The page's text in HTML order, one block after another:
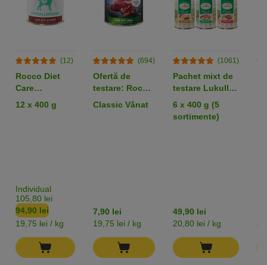
(12)
Rocco Diet
Care
Hypoallergen
Miel 400 g
12 x 400 g
Individual
105,80 lei
94,90 lei
19,75 lei / kg
(694)
Ofertă de
testare: Rocco
Doză unică 1 x
Classic Vânat
7,90 lei
19,75 lei / kg
(1061)
Pachet mixt de
testare Lukullus
Adult Conserve
6 x 400 g (5
sortimente)
49,90 lei
20,80 lei / kg